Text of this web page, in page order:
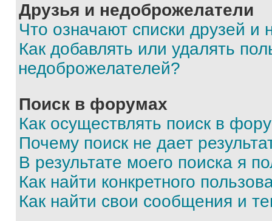
Друзья и недоброжелатели
Что означают списки друзей и
Как добавлять или удалять
недоброжелателей?
Поиск в форумах
Как осуществлять поиск в
Почему поиск не дает
В результате моего поиска я
Как найти конкретного
Как найти свои сообщения и